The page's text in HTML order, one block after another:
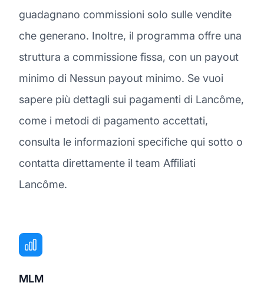
guadagnano commissioni solo sulle vendite
che generano. Inoltre, il programma offre una
struttura a commissione fissa, con un payout
minimo di Nessun payout minimo. Se vuoi
sapere più dettagli sui pagamenti di Lancôme,
come i metodi di pagamento accettati,
consulta le informazioni specifiche qui sotto o
contatta direttamente il team Affiliati
Lancôme.
MLM